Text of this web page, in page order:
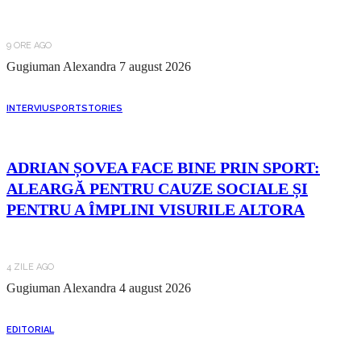
9 ORE AGO
Gugiuman Alexandra 7 august 2026
INTERVIUSPORTSTORIES
ADRIAN ȘOVEA FACE BINE PRIN SPORT:
ALEARGĂ PENTRU CAUZE SOCIALE ȘI
PENTRU A ÎMPLINI VISURILE ALTORA
4 ZILE AGO
Gugiuman Alexandra 4 august 2026
EDITORIAL